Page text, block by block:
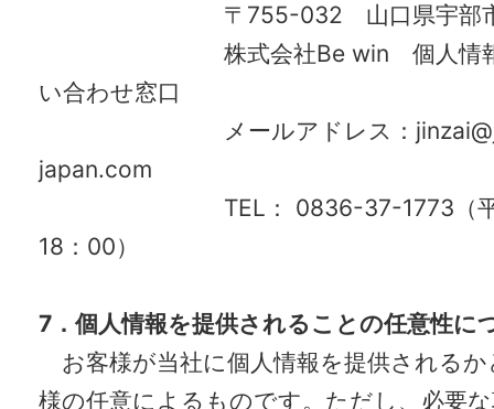
〒 755-032 山口県宇部
株式会社Be win 個人情
い合わせ窓口
メールアドレス：
japan.com
TEL ： 0836-37-1773 （
18 ： 00）
7 ．個人情報を提供されることの任意性に
お客様が当社に個人情報を提供される
様の任意によるものです。ただし、必要